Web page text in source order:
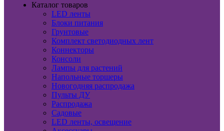
Каталог товаров
LED ленты
Блоки питания
Грунтовые
Комплект светодиодных лент
Коннекторы
Консоли
Лампы для растений
Напольные торшеры
Новогодняя распродажа
Пульты ДУ
Распродажа
Садовые
LED ленты, освещение